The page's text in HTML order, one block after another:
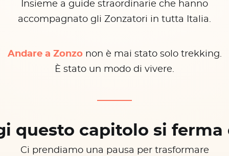
Insieme a guide straordinarie che hanno
accompagnato gli Zonzatori in tutta Italia.
Andare a Zonzonon è mai stato solo trekking.
È stato un modo di vivere.
questo capitolo si ferma
Ci prendiamo una pausa per trasformare